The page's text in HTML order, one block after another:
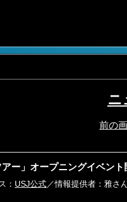
ニ
前の
ー」オープニングイベント
： USJ公式／情報提供者：雅さ